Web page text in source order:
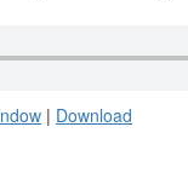
| Download